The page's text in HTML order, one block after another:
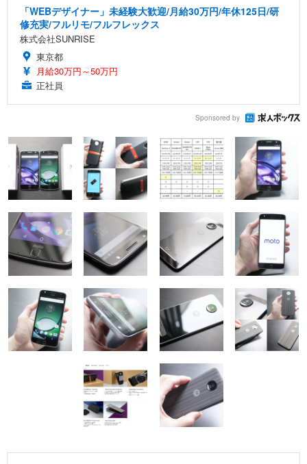
「WEBデザイナー」未経験大歓迎/月給30万円/年休125日/研
修充実/フルリモ/フルフレックス
株式会社SUNRISE
東京都
月給30万円～50万円
正社員
Sponsored by